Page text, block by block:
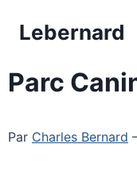
Lebernard
Parc
Par Charles Bernard